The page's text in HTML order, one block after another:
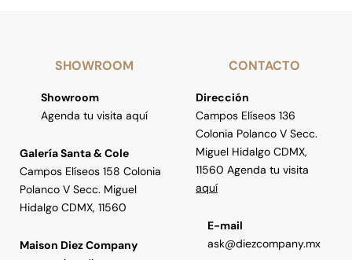
SHOWROOM
Showroom
Agenda tu visita aquí
Galería Santa & Cole
Campos Elíseos 158 Colonia
Polanco V Secc. Miguel
Hidalgo CDMX, 11560
Maison Diez Company
CONTACTO
Dirección
Campos Elíseos 136
Colonia Polanco V Secc.
Miguel Hidalgo CDMX,
11560 Agenda tu visita
aquí
E-mail
ask@diezcompany.mx